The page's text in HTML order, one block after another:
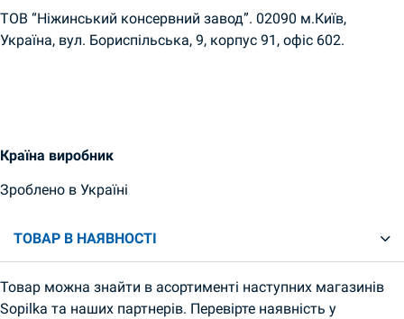
ТОВ “Ніжинський консервний завод”. 02090 м.Київ,
Україна, вул. Бориспільська, 9, корпус 91, офіс 602.
Країна виробник
Зроблено в Україні
ТОВАР В НАЯВНОСТІ
Товар можна знайти в асортименті наступних магазинів
Sopilka та наших партнерів. Перевірте наявність у